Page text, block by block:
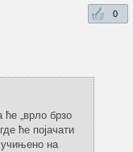
0
„врло брзо
ће појачати
учињено на